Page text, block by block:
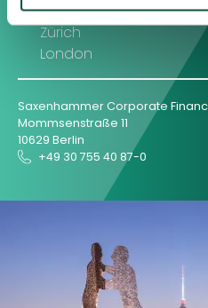
München
Zürich
London
Saxenhammer Corporate
Mommsenstraße 11
10629 Berlin
+49 30 755 40 87-0